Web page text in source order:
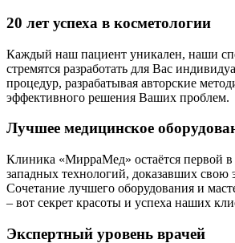
20 лет успеха в косметологии
Каждый наш пациент уникален, наши
стремятся разработать для Вас
процедур, разрабатывая авторские
эффективного решения Ваших проблем.
Лучшее медицинское
Клиника «МирраМед» остаётся первой
западных технологий, доказавших свою
Сочетание лучшего оборудования и
– вот секрет красоты и успеха наших
Экспертный уровень врачей